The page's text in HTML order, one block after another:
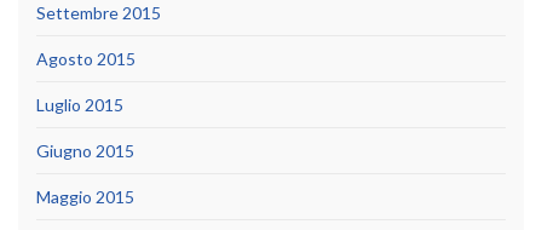
Settembre 2015
Agosto 2015
Luglio 2015
Giugno 2015
Maggio 2015